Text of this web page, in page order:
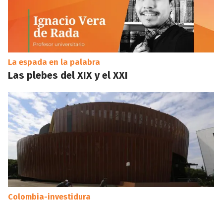
La espada en la palabra
Las plebes del XIX y el XXI
Colombia-investidura